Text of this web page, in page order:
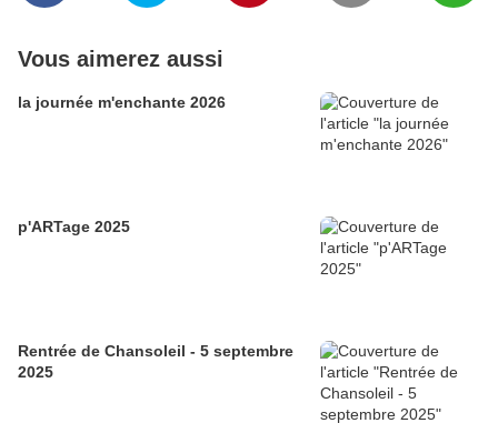
Vous aimerez aussi
la journée m'enchante 2026
p'ARTage 2025
Rentrée de Chansoleil - 5 septembre
2025